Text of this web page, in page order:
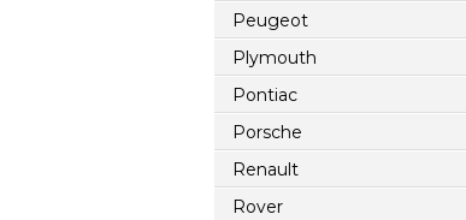
Peugeot
Plymouth
Pontiac
Porsche
Renault
Rover